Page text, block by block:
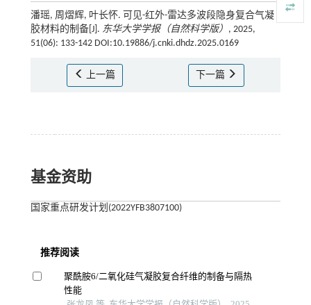
潘瑶, 周熠辉, 叶长怀. 可见-红外-雷达多波段隐身复合气凝
胶材料的制备[J]. 东华大学学报（自然科学版） , 2025,
51(06): 133-142 DOI:10.19886/j.cnki.dhdz.2025.0169
上一篇 下一篇
基金资助
国家重点研发计划(2022YFB3807100)